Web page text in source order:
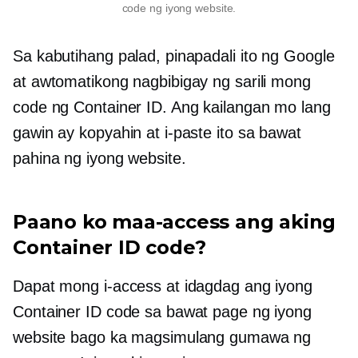
code ng iyong website.
Sa kabutihang palad, pinapadali ito ng Google
at awtomatikong nagbibigay ng sarili mong
code ng Container ID. Ang kailangan mo lang
gawin ay kopyahin at i-paste ito sa bawat
pahina ng iyong website.
Paano ko maa-access ang aking
Container ID code?
Dapat mong i-access at idagdag ang iyong
Container ID code sa bawat page ng iyong
website bago ka magsimulang gumawa ng